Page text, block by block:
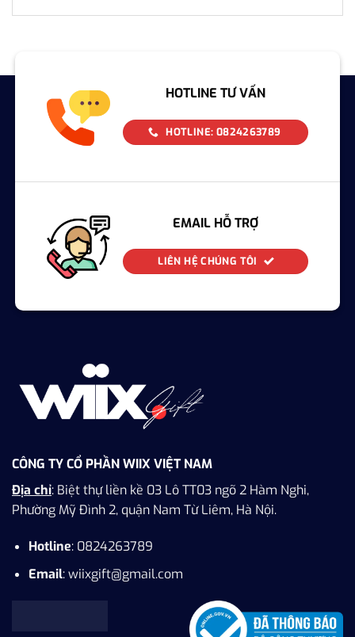
HOTLINE TƯ VẤN
HOTLINE: 0824263789
EMAIL HỖ TRỢ
LIÊN HỆ CHÚNG TÔI
CÔNG TY CỔ PHẦN WIIX VIỆT NAM
Địa chỉ: Biệt thự liền kề 03 Lô TT03 ngõ 2 Hàm Nghi,
Phường Mỹ Đình 2, quận Nam Từ Liêm, Hà Nội.
Hotline: 0824263789
Email: wiixgift@gmail.com